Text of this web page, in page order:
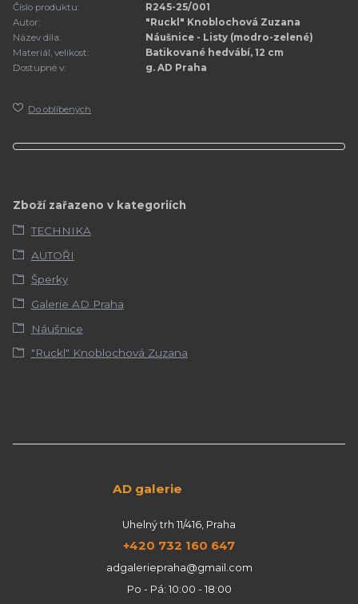
Číslo produktu:
R245-25/001
Autor:
"Ruckl" Knoblochová Zuzana
Název díla:
Náušnice - Listy (modro-zelené)
Materiál, velikost:
Batikované hedvábí, 12 cm
Dostupné v:
g. AD Praha
Do oblíbených
Zboží zařazeno v kategoriích
TECHNIKA
AUTOŘI
Šperky
Galerie AD Praha
Náušnice
"Ruckl" Knoblochová Zuzana
AD galerie
Uhelný trh 11/416, Praha
+420 732 160 647
adgaleriepraha@gmail.com
Po - Pá: 10:00 - 18:00